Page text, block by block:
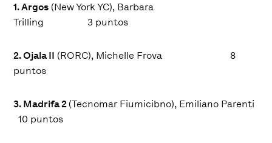
1. Argos (New York YC), Barbara
Trilling 3 puntos
2. Ojala II (RORC), Michelle Frova
8
puntos
3. Madrifa 2(Tecnomar Fiumicibno), Emiliano Parenti
10 puntos